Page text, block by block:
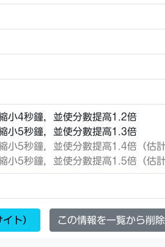
小4秒鐘，並使分數提高1.2倍
小5秒鐘，並使分數提高1.3倍
5秒鐘，並使分數提高1.4倍（估計
5秒鐘，並使分數提高1.5倍（估計
ト） この情報を一覧から削除